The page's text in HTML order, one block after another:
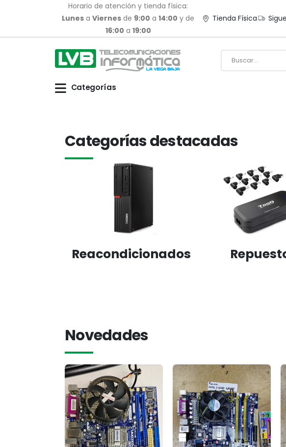
Horario de atención y tienda física:
Lunes aViernes de 9:00 a14:00 y de
16:00 a 19:00
Tienda Física
Categorías
Categorías destacadas
Reacondicionados
Novedades